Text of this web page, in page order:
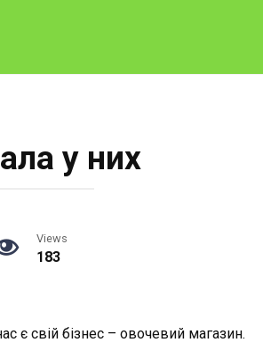
у них
Views
183
є свій бізнес – овочевий магазин.